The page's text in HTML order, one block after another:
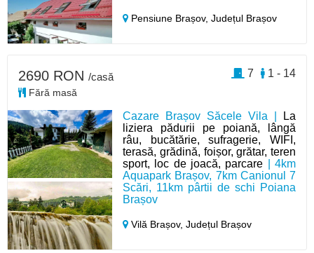
Pensiune Brașov,Județul Brașov
Cazare Brașov Săcele Vila |
La
liziera pădurii pe poiană, lângă
râu, bucătărie, sufragerie, WIFI,
terasă, grădină, foișor, grătar, teren
sport, loc de joacă, parcare | 4km
Aquapark Brașov, 7km Canionul 7
Scări, 11km pârtii de schi Poiana
Brașov
Vilă Brașov,Județul Brașov
2690 RON /casă
Fără masă
1 - 14
7